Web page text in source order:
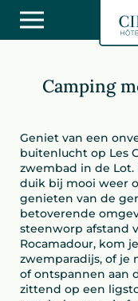
Camping
Geniet van een
buitenlucht op Les
zwembad in de
duik bij mooi weer
genieten van de
betoverende
steenworp afstand
Rocamadour, kom
zwemparadijs, of
of ontspannen aan
zittend op een